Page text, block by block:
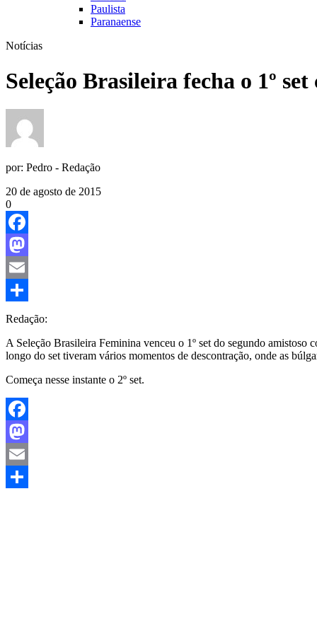
Paulista
Paranaense
Notícias
Seleção Brasileira fecha o 1º
por: Pedro - Redação
20 de agosto de 2015
0
Facebook
Mastodon
Email
Share
Redação:
A Seleção Brasileira Feminina venceu o 1º set do segundo
longo do set tiveram vários momentos de descontração, onde as
Começa nesse instante o 2º set.
Facebook
Mastodon
Email